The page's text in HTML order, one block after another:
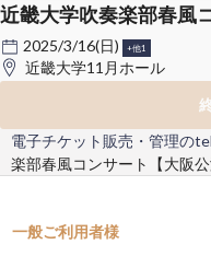
近畿大学吹奏楽部春風
2025/3/16(日) +他1
近畿大学11月ホール
電子チケット販売・管理の
楽部春風コンサート【大阪
一般ご利用者様